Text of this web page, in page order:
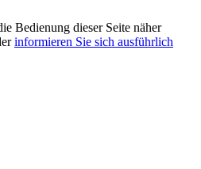
Bedienung dieser Seite näher
informieren Sie sich ausführlich